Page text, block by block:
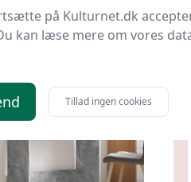
på Kulturnet.dk
kan læse mere om vores
Tillad ingen cookies